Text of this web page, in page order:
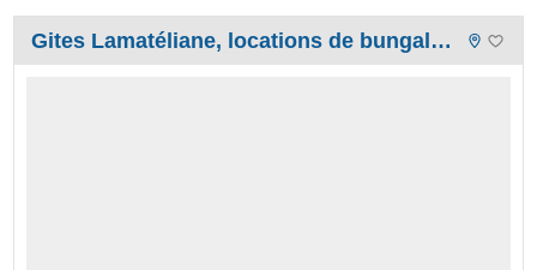
Gites Lamatéliane, locations de bungalows en Guadeloupe